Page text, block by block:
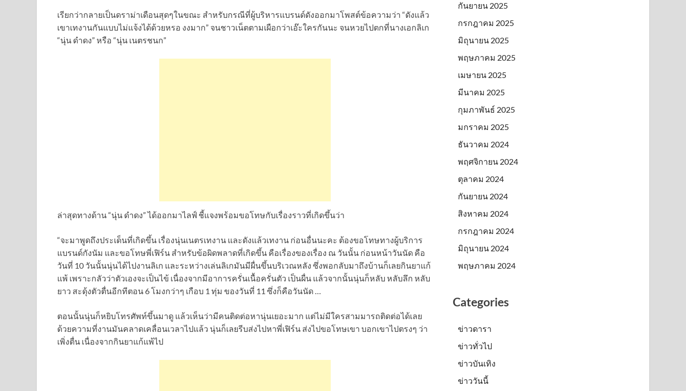
เรียกว่ากลายเป็นดราม่าเดือนสุดๆในขณะ สำหรับกรณีที่ผู้บริหารแบรนด์ดังออกมาโพสต์ข้อความว่า “ดังแล้ว
เขาเทงานกันแบบไม่แจ้งได้ด้วยหรอ งงมาก” จนชาวเน็ตตามเผือกว่าเอ๊ะใครกันนะ จนหวยไปตกที่นางเอกลิเก
“นุ่น ดำดง” หรือ “นุ่น เนตรชนก”
ล่าสุดทางด้าน “นุ่น ดำดง” ได้ออกมาไลฟ์ ชี้แจงพร้อมขอโทษกับเรื่องราวที่เกิดขึ้นว่า
“จะมาพูดถึงประเด็นที่เกิดขึ้น เรื่องนุ่นเนตรเทงาน และดังแล้วเทงาน ก่อนอื่นนะคะ ต้องขอโทษทางผู้บริการ
แบรนด์กังนัม และขอโทษพี่เฟิร์น สำหรับข้อผิดพลาดที่เกิดขึ้น คือเรื่องของเรื่อง ณ วันนั้น ก่อนหน้าวันนัด คือ
วันที่ 10 วันนั้นนุ่นได้ไปงานลิเก และระหว่างเล่นลิเกมันมีผื่นขึ้นบริเวณหลัง ซึ่งพอกลับมาถึงบ้านก็เลยกินยาแก้
แพ้ เพราะกลัวว่าตัวเองจะเป็นไข้ เนื่องจากมีอาการครั่นเนื้อครั่นตัว เป็นผื่น แล้วจากนั้นนุ่นก็หลับ หลับลึก หลับ
ยาว สะดุ้งตัวตื่นอีกทีตอน 6 โมงกว่าๆ เกือบ 1 ทุ่ม ของวันที่ 11 ซึ่งก็คือวันนัด …
ตอนนั้นนุ่นก็หยิบโทรศัพท์ขึ้นมาดู แล้วเห็นว่ามีคนติดต่อหานุ่นเยอะมาก แต่ไม่มีใครสามมารถติดต่อได้เลย
ด้วยความที่งานมันคลาดเคลื่อนเวลาไปแล้ว นุ่นก็เลยรีบส่งไปหาพี่เฟิร์น ส่งไปขอโทษเขา บอกเขาไปตรงๆ ว่า
เพิ่งตื่น เนื่องจากกินยาแก้แพ้ไป
กันยายน 2025
กรกฎาคม 2025
มิถุนายน 2025
พฤษภาคม 2025
เมษายน 2025
มีนาคม 2025
กุมภาพันธ์ 2025
มกราคม 2025
ธันวาคม 2024
พฤศจิกายน 2024
ตุลาคม 2024
กันยายน 2024
สิงหาคม 2024
กรกฎาคม 2024
มิถุนายน 2024
พฤษภาคม 2024
Categories
ข่าวดารา
ข่าวทั่วไป
ข่าวบันเทิง
ข่าววันนี้